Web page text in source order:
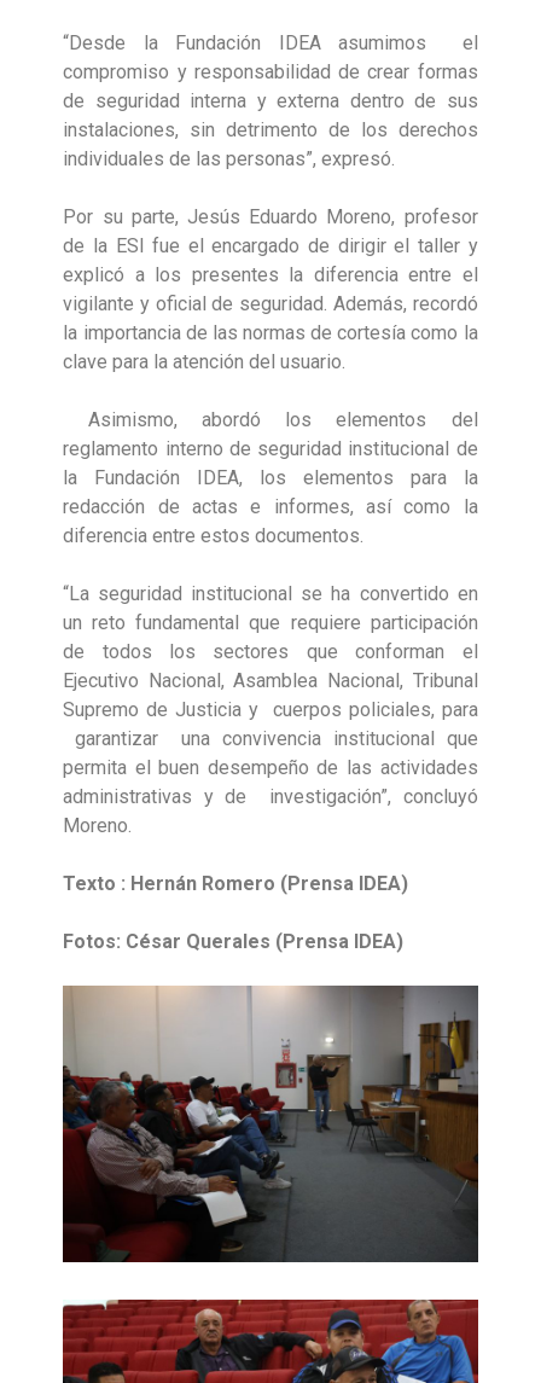
“Desde la Fundación IDEA asumimos el
compromiso y responsabilidad de crear formas
de seguridad interna y externa dentro de sus
instalaciones, sin detrimento de los derechos
individuales de las personas”, expresó.
Por su parte, Jesús Eduardo Moreno, profesor
de la ESI fue el encargado de dirigir el taller y
explicó a los presentes la diferencia entre el
vigilante y oficial de seguridad. Además, recordó
la importancia de las normas de cortesía como la
clave para la atención del usuario.
Asimismo, abordó los elementos del
reglamento interno de seguridad institucional de
la Fundación IDEA, los elementos para la
redacción de actas e informes, así como la
diferencia entre estos documentos.
“La seguridad institucional se ha convertido en
un reto fundamental que requiere participación
de todos los sectores que conforman el
Ejecutivo Nacional, Asamblea Nacional, Tribunal
Supremo de Justicia y cuerpos policiales, para
garantizar una convivencia institucional que
permita el buen desempeño de las actividades
administrativas y de investigación”, concluyó
Moreno.
Texto : Hernán Romero (Prensa IDEA)
Fotos: César Querales (Prensa IDEA)